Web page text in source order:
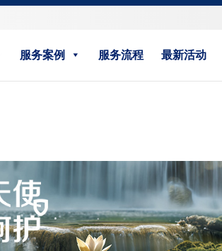
服务案例 服务流程 最新活动